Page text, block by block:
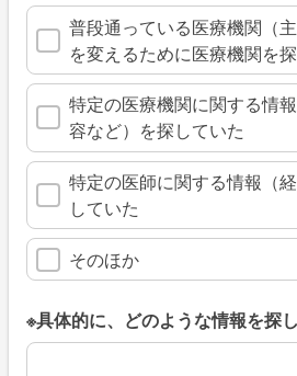
普段通っている医療機関（
を変えるために医療機関を
特定の医療機関に関する情
容など）を探していた
特定の医師に関する情報（
していた
そのほか
※具体的に、どのような情報を探
※具体的に、どのような情報を探し